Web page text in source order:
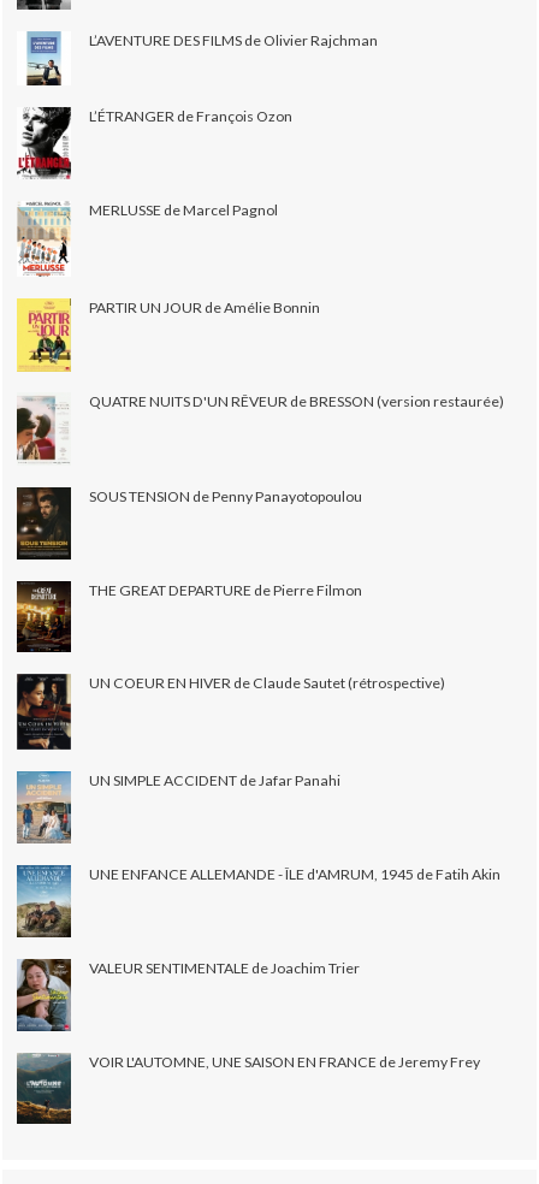
L’AVENTURE DES FILMS de Olivier Rajchman
L’ÉTRANGER de François Ozon
MERLUSSE de Marcel Pagnol
PARTIR UN JOUR de Amélie Bonnin
QUATRE NUITS D'UN RÊVEUR de BRESSON (version restaurée)
SOUS TENSION de Penny Panayotopoulou
THE GREAT DEPARTURE de Pierre Filmon
UN COEUR EN HIVER de Claude Sautet (rétrospective)
UN SIMPLE ACCIDENT de Jafar Panahi
UNE ENFANCE ALLEMANDE - ÎLE d'AMRUM, 1945 de Fatih Akin
VALEUR SENTIMENTALE de Joachim Trier
VOIR L'AUTOMNE, UNE SAISON EN FRANCE de Jeremy Frey